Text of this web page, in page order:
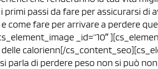
primi passi da fare per assicurarsi di
come fare per arrivare a perdere
_id=”10″
calorienn[/
parla di perdere peso non si può